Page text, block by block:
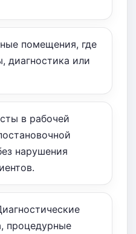
помещения, где
диагностика или
в рабочей
нарушения
процедурные